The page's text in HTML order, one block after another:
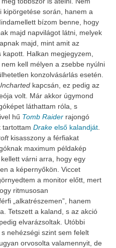
kipörgetése során, hanem a
bízom benne, hogy
majd napvilágot látni, melyek
majd, mint amit az
kapott. Halkan megjegyzem,
kell mélyen a zsebbe nyúlni
konzolvásárlás esetén.
kapcsán, ez pedig az
volt. Már akkor úgymond
láthattam róla, s
hű Tomb Raider rajongó
tartottam Drake első kalandját.
kisasszony a férfiakat
maximum példakép
várni arra, hogy egy
a képernyőkön. Viccet
a monitor előtt, mert
ritmusosan
„alkatrészemen”, hanem
Tetszett a kaland, s az akció
elvarázsoltak. Utóbbi
nehézségi szint sem felelt
orvosolta valamennyit, de